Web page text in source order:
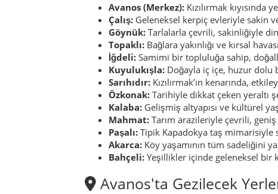
Avanos (Merkez): Kızılırmak
Çalış: Geleneksel kerpiç evleriyle sakin
Göynük: Tarlalarla çevrili, sakinliğiyle
Topaklı: Bağlara yakınlığı ve kırsal
İğdeli: Samimi bir topluluğa sahip,
Kuyulukışla: Doğayla iç içe, huzur dolu
Sarıhıdır: Kızılırmak’ın kenarında,
Özkonak: Tarihiyle dikkat çeken yeraltı
Kalaba: Gelişmiş altyapısı ve kültürel
Mahmat: Tarım arazileriyle çevrili,
Paşalı: Tipik Kapadokya taş mimarisiyle
Akarca: Köy yaşamının tüm sadeliğini
Bahçeli: Yeşillikler içinde geleneksel bir
Avanos'ta Gezilecek